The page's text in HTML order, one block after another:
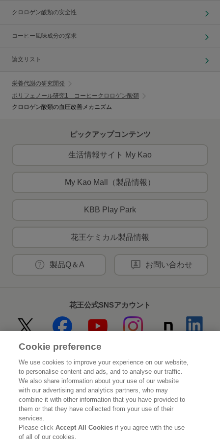
クロロゲン酸類の安全性
コーヒー風味成分の探求
論文リスト
栄養代謝の研究開発
ポリフェノール研究1 コーヒークロロゲン酸類
クロロゲン酸類の血圧改善メカニズム
ピックアップコンテンツ
生活情報サイト My Kao
My Kao Mall（製品情報）
KBB Play Park
花王ケミカル製品情報
製品Q＆A お問い合わせ
花王公式SNSアカウント
Home 花王について
サステナビリティ イノベーション
ブランド 投資家情報
ニュースルーム 採用情報
Cookie preference
We use cookies to improve your experience on our website,
to personalise content and ads, and to analyse our traffic.
We also share information about your use of our website
with our advertising and analytics partners, who may
combine it with other information that you have provided to
them or that they have collected from your use of their
services.
Please clickAccept All Cookies if you agree with the use
of all of our cookies.